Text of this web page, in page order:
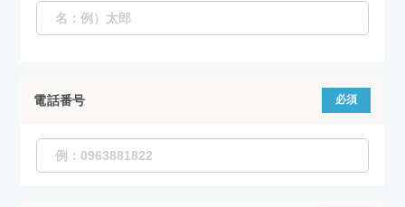
電話番号 必須